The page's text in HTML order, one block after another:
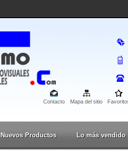
Contacto Mapa del sitio
Nuevos Productos Lo más vendido